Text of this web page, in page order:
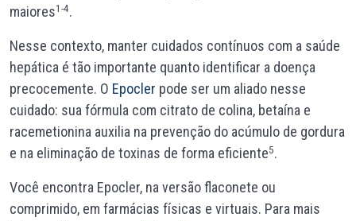
maiores1-4.
Nesse contexto, manter cuidados contínuos com a saúde
hepática é tão importante quanto identificar a doença
precocemente. O Epocler pode ser um aliado nesse
cuidado: sua fórmula com citrato de colina, betaína e
racemetionina auxilia na prevenção do acúmulo de gordura
e na eliminação de toxinas de forma eficiente5.
Você encontra Epocler, na versão flaconete ou
comprimido, em farmácias físicas e virtuais. Para mais